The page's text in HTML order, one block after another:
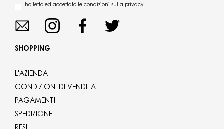
ho letto ed accettato le condizioni sulla privacy.
SHOPPING
L'AZIENDA
CONDIZIONI DI VENDITA
PAGAMENTI
SPEDIZIONE